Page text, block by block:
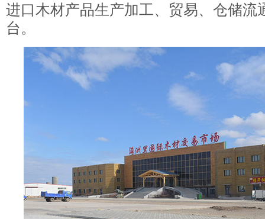
进口木材产品生产加工、贸易、仓储流
台。